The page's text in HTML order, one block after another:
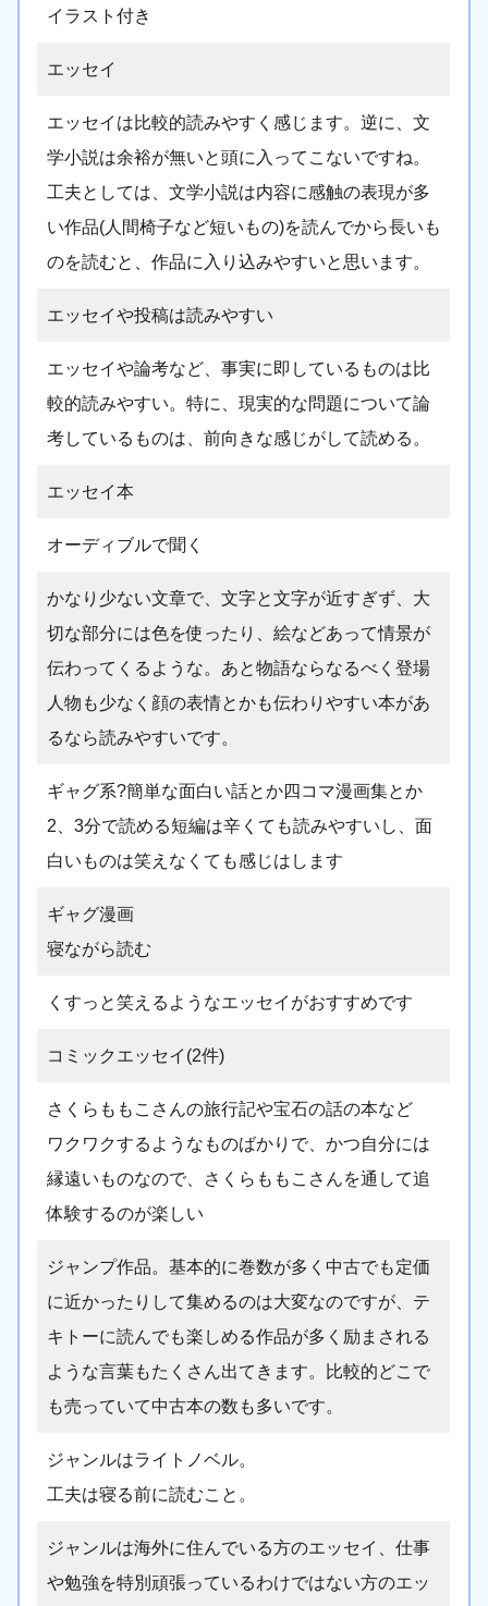
イラスト付き
エッセイ
エッセイは比較的読みやすく感じます。逆に、文
学小説は余裕が無いと頭に入ってこないですね。
工夫としては、文学小説は内容に感触の表現が多
い作品(人間椅子など短いもの)を読んでから長いも
のを読むと、作品に入り込みやすいと思います。
エッセイや投稿は読みやすい
エッセイや論考など、事実に即しているものは比
較的読みやすい。特に、現実的な問題について論
考しているものは、前向きな感じがして読める。
エッセイ本
オーディブルで聞く
かなり少ない文章で、文字と文字が近すぎず、大
切な部分には色を使ったり、絵などあって情景が
伝わってくるような。あと物語ならなるべく登場
人物も少なく顔の表情とかも伝わりやすい本があ
るなら読みやすいです。
ギャグ系?簡単な面白い話とか四コマ漫画集とか
2、3分で読める短編は辛くても読みやすいし、面
白いものは笑えなくても感じはします
ギャグ漫画
寝ながら読む
くすっと笑えるようなエッセイがおすすめです
コミックエッセイ(2件)
さくらももこさんの旅行記や宝石の話の本など
ワクワクするようなものばかりで、かつ自分には
縁遠いものなので、さくらももこさんを通して追
体験するのが楽しい
ジャンプ作品。基本的に巻数が多く中古でも定価
に近かったりして集めるのは大変なのですが、テ
キトーに読んでも楽しめる作品が多く励まされる
ような言葉もたくさん出てきます。比較的どこで
も売っていて中古本の数も多いです。
ジャンルはライトノベル。
工夫は寝る前に読むこと。
ジャンルは海外に住んでいる方のエッセイ、仕事
や勉強を特別頑張っているわけではない方のエッ